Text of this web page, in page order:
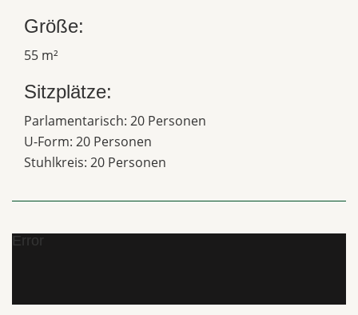
Größe:
55 m²
Sitzplätze:
Parlamentarisch: 20 Personen
U-Form: 20 Personen
Stuhlkreis: 20 Personen
Error